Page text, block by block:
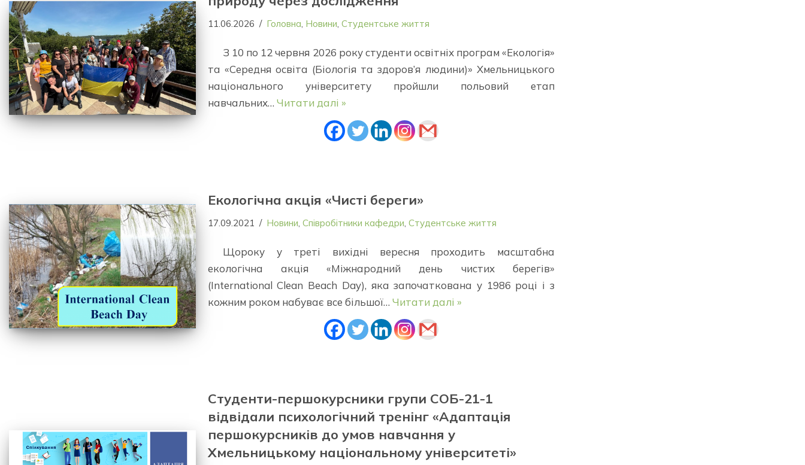
11.06.2026 Головна Новини Студентське життя
З 10 по 12 червня 2026 року студенти освітніх програм «Екологія»
та «Середня освіта (Біологія та здоров’я людини)» Хмельницького
національного університету пройшли польовий етап
навчальних… Читати далі »
Екологічна акція «Чисті береги»
17.09.2021 Новини Співробітники кафедри Студентське життя
Щороку у треті вихідні вересня проходить масштабна
екологічна акція «Міжнародний день чистих берегів»
(International Clean Beach Day), яка започаткована у 1986 році і з
кожним роком набуває все більшої… Читати далі »
Студенти-першокурсники групи СОБ-21-1
відвідали психологічний тренінг «Адаптація
першокурсників до умов навчання у
Хмельницькому національному університеті»